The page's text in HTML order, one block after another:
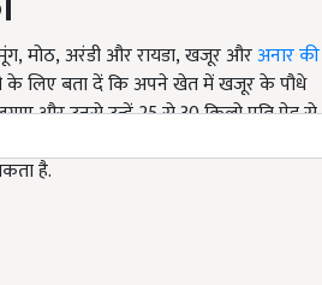
मोठ, अरंडी और रायडा, खजूर औरअनार की
के लिए बता दें कि अपने खेत में खजूर के पौधे
और उनसे उन्हें25से30किलो प्रति पेड़ से
है.